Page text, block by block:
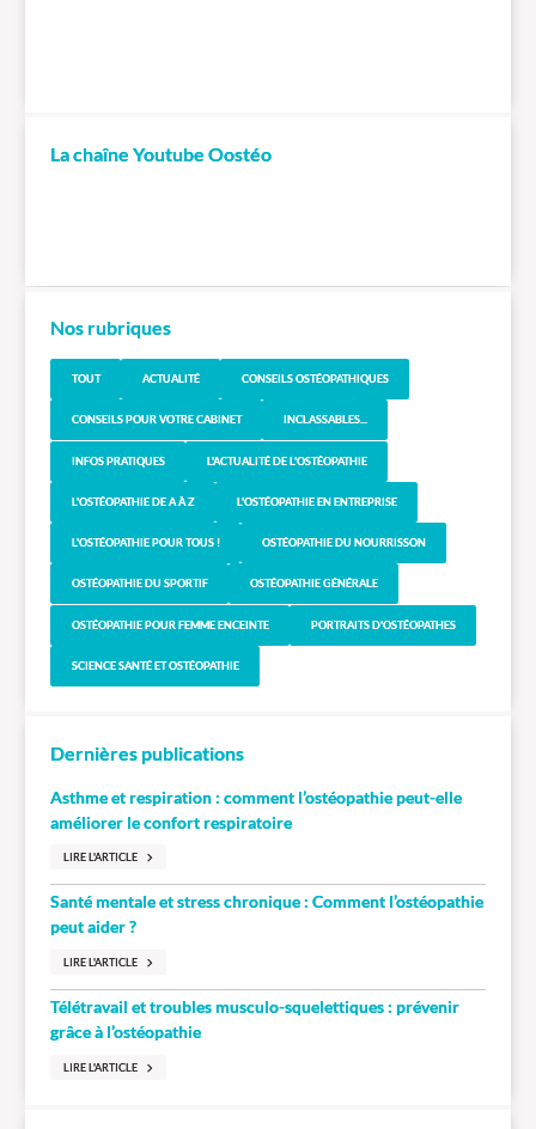
La chaîne Youtube Oostéo
Nos rubriques
TOUT ACTUALITÉ CONSEILS OSTÉOPATHIQUES
CONSEILS POUR VOTRE CABINET INCLASSABLES...
INFOS PRATIQUES L'ACTUALITÉ DE L'OSTÉOPATHIE
L'OSTÉOPATHIE DE A À Z L'OSTÉOPATHIE EN ENTREPRISE
L'OSTÉOPATHIE POUR TOUS ! OSTÉOPATHIE DU NOURRISSON
OSTÉOPATHIE DU SPORTIF OSTÉOPATHIE GÉNÉRALE
OSTÉOPATHIE POUR FEMME ENCEINTE PORTRAITS D'OSTÉOPATHES
SCIENCE SANTÉ ET OSTÉOPATHIE
Dernières publications
Asthme et respiration : comment l’ostéopathie peut-elle
améliorer le confort respiratoire
LIRE L'ARTICLE
Santé mentale et stress chronique : Comment l’ostéopathie
peut aider ?
LIRE L'ARTICLE
Télétravail et troubles musculo-squelettiques : prévenir
grâce à l’ostéopathie
LIRE L'ARTICLE